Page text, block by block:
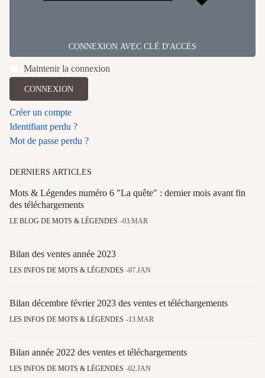
CONNEXION AVEC CLÉ D'ACCÈS
Maintenir la connexion
CONNEXION
Créer un compte
Identifiant perdu ?
Mot de passe perdu ?
DERNIERS ARTICLES
Mots & Légendes numéro 6 "La quête" : dernier mois avant fin
des téléchargements
LE BLOG DE MOTS & LÉGENDES 03.MAR
Bilan des ventes année 2023
LES INFOS DE MOTS & LÉGENDES 07.JAN
Bilan décembre février 2023 des ventes et téléchargements
LES INFOS DE MOTS & LÉGENDES 13.MAR
Bilan année 2022 des ventes et téléchargements
LES INFOS DE MOTS & LÉGENDES 02.JAN